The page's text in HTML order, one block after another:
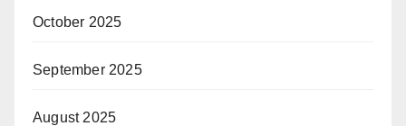
October 2025
September 2025
August 2025